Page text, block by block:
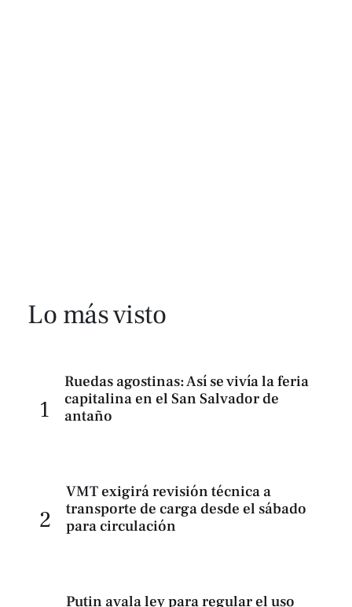
Lo más visto
1
Ruedas agostinas: Así se vivía la feria
capitalina en el San Salvador de
antaño
2
VMT exigirá revisión técnica a
transporte de carga desde el sábado
para circulación
Putin avala ley para regular el uso